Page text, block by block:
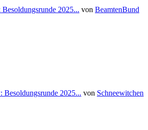
2025... von BeamtenBund
Besoldungsrunde 2025... von Schneewitchen